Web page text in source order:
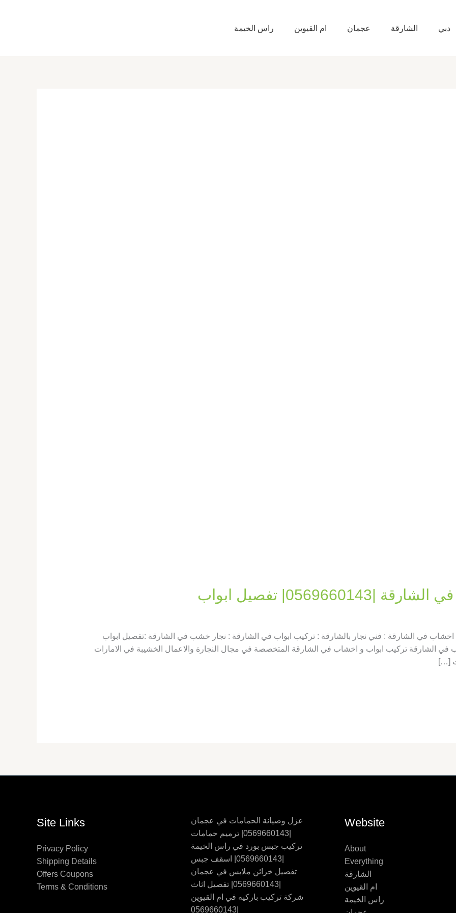
دبي الشارقة عجمان ام القيوين راس الخيمة
تفصيل ابواب
في الشارقة : فني نجار بالشارقة : تركيب ابواب في الشارقة : نجار خشب في الشارقة :تفصيل ابواب
في الشارقة تركيب ابواب و اخشاب في الشارقة المتخصصة في مجال النجارة والاعمال الخشيبة في الامارات
[…]
Website
About
Everything
الشارقة
ام القيوين
راس الخيمة
عزل وصيانة الحمامات في عجمان
|0569660143| ترميم حمامات
تركيب جبس بورد في راس الخيمة
|0569660143| اسقف جبس
تفصيل خزائن ملابس في عجمان
|0569660143| تفصيل اثاث
شركة تركيب باركيه في ام القيوين
|0569660143
Site Links
Privacy Policy
Shipping Details
Offers Coupons
Terms & Conditions